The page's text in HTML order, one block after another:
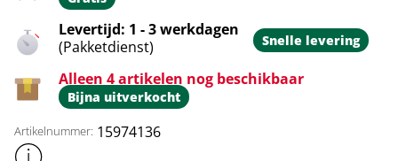
Levertijd: 1 - 3 werkdagen
(Pakketdienst)
Snelle levering
Alleen 4 artikelen nog beschikbaar
Bijna uitverkocht
Artikelnummer: 15974136
Toon meer productinformatie